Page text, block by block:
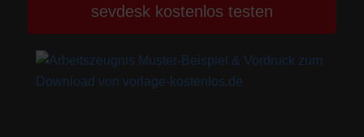
sevdesk kostenlos testen